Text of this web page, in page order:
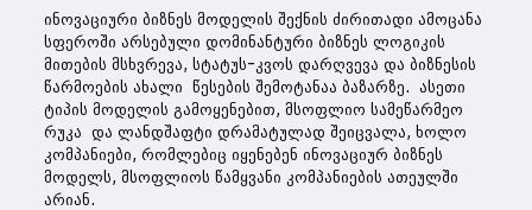
ინოვაციური ბიზნეს მოდელის შექნის ძირითადი ამოცანა
სფეროში არსებული დომინანტური ბიზნეს ლოგიკის
მითების მსხვრევა, სტატუს-კვოს დარღვევა და ბიზნესის
წარმოების ახალი წესების შემოტანაა ბაზარზე. ასეთი
ტიპის მოდელის გამოყენებით, მსოფლიო სამეწარმეო
რუკა და ლანდშაფტი დრამატულად შეიცვალა, ხოლო
კომპანიები, რომლებიც იყენებენ ინოვაციურ ბიზნეს
მოდელს, მსოფლიოს წამყვანი კომპანიების ათეულში
არიან.